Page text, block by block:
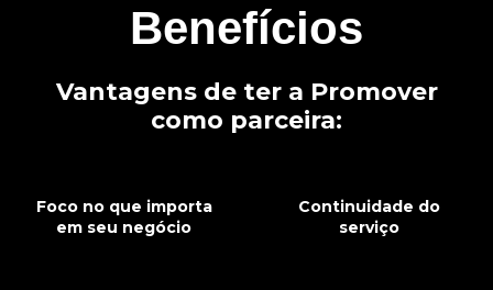
Benefícios
Vantagens de ter a Promover
como parceira:
Foco no que importa
em seu negócio
Continuidade do
serviço